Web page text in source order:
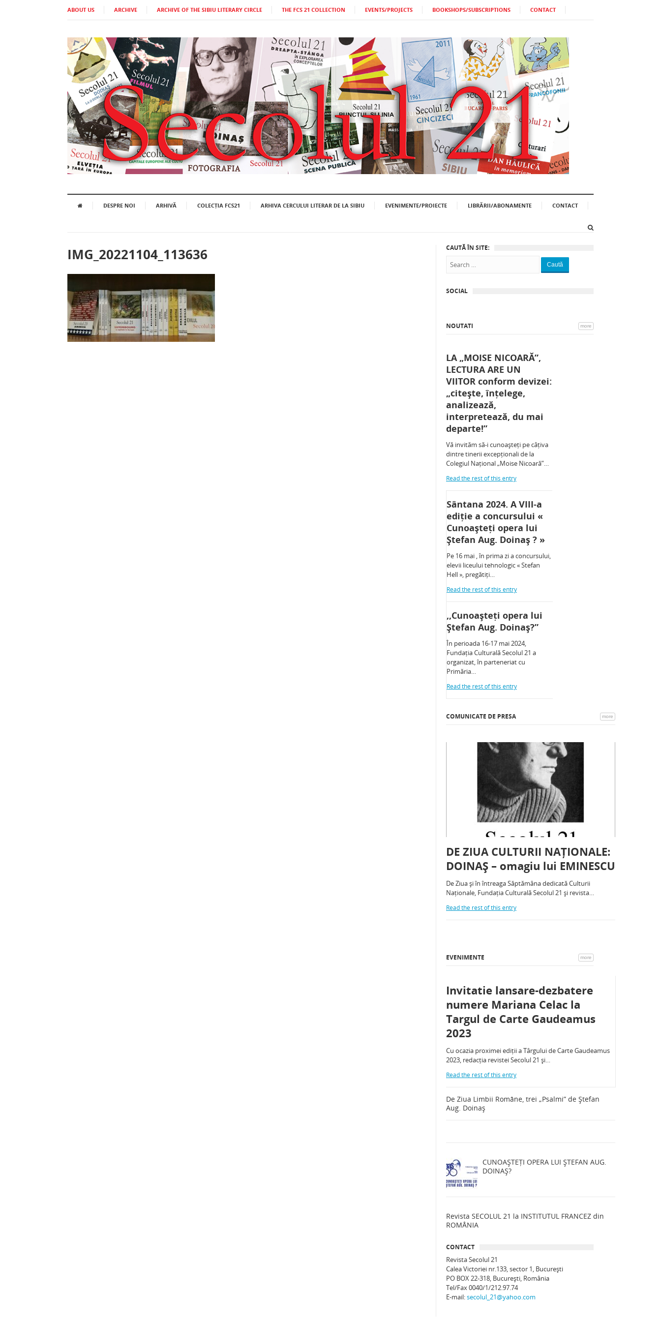
ABOUT US ARCHIVE ARCHIVE OF THE SIBIU LITERARY CIRCLE THE FCS 21 COLLECTION EVENTS/PROJECTS BOOKSHOPS/SUBSCRIPTIONS CONTACT
DESPRE NOI ARHIVĂ COLECȚIA FCS21 ARHIVA CERCULUI LITERAR DE LA SIBIU EVENIMENTE/PROIECTE LIBRĂRII/ABONAMENTE CONTACT
IMG_20221104_113636 CAUTĂ ÎN SITE:
Caută
SOCIAL
NOUTATI more
LA „MOISE NICOARĂ”,
LECTURA ARE UN
VIITOR conform devizei:
„citește, înțelege,
analizează,
interpretează, du mai
departe!”
Vă invităm să-i cunoașteți pe câțiva
dintre tinerii excepționali de la
Colegiul Național „Moise Nicoară”…
Read the rest of this entry
Sântana 2024. A VIII-a
ediție a concursului «
Cunoașteți opera lui
Ștefan Aug. Doinaș ? »
Pe 16 mai , în prima zi a concursului,
elevii liceului tehnologic « Stefan
Hell », pregătiți…
Read the rest of this entry
,,Cunoașteți opera lui
Ștefan Aug. Doinaș?”
În perioada 16-17 mai 2024,
Fundația Culturală Secolul 21 a
organizat, în parteneriat cu
Primăria…
Read the rest of this entry
COMUNICATE DE PRESA more
DE ZIUA CULTURII NAȚIONALE:
DOINAȘ – omagiu lui EMINESCU
De Ziua și în întreaga Săptămâna dedicată Culturii
Naționale, Fundația Culturală Secolul 21 și revista…
Read the rest of this entry
EVENIMENTE more
Invitatie lansare-dezbatere
numere Mariana Celac la
Targul de Carte Gaudeamus
2023
Cu ocazia proximei ediții a Târgului de Carte Gaudeamus
2023, redacția revistei Secolul 21 și…
Read the rest of this entry
De Ziua Limbii Române, trei „Psalmi” de Ștefan
Aug. Doinaș
CUNOAȘTEȚI OPERA LUI ȘTEFAN AUG.
DOINAȘ?
Revista SECOLUL 21 la INSTITUTUL FRANCEZ din
ROMÂNIA
CONTACT
Revista Secolul 21
Calea Victoriei nr.133, sector 1, Bucureşti
PO BOX 22-318, București, România
Tel/Fax 0040/1/212.97.74
E-mail:secolul_21@yahoo.com